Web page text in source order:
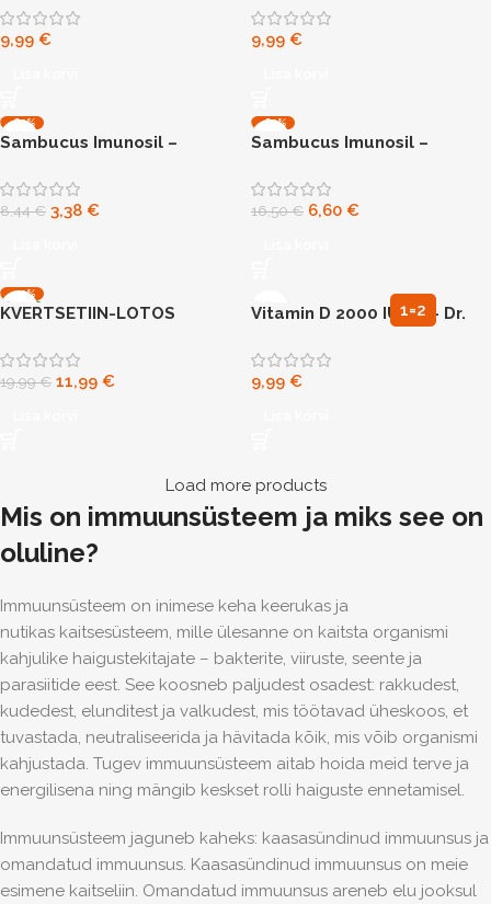
9,99 € 9,99 €
-60%
100ML
Sambucus Imunosil –
100ml-60%
8,44€ 3,38 €
-60%
250ML
Sambucus Imunosil –
250ml-60%
16,50€ 6,60 €
-40%
UUS
KVERTSETIIN-LOTOS
Complex N90
19,99€ 11,99 €
1=2
Vitamin D 2000 IU 60 – Dr.
9,99 €
Load more products
Mis on immuunsüsteem ja miks see on
oluline?
Immuunsüsteem on inimese keha keerukas ja
nutikas kaitsesüsteem, mille ülesanne on kaitsta organismi
kahjulike haigustekitajate – bakterite, viiruste, seente ja
parasiitide eest. See koosneb paljudest osadest: rakkudest,
kudedest, elunditest ja valkudest, mis töötavad üheskoos, et
tuvastada, neutraliseerida ja hävitada kõik, mis võib organismi
kahjustada. Tugev immuunsüsteem aitab hoida meid terve ja
energilisena ning mängib keskset rolli haiguste ennetamisel.
Immuunsüsteem jaguneb kaheks: kaasasündinud immuunsus ja
omandatud immuunsus. Kaasasündinud immuunsus on meie
esimene kaitseliin. Omandatud immuunsus areneb elu jooksul